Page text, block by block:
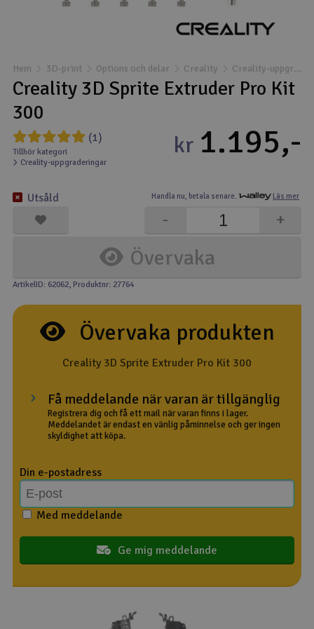
Drönare
Drönare för FPV
Flygplan
Helikopter
Kamerautrustning
Modelljärnväg
Motor & tillbehör
Outlet
Raketer
Scooter & elfordon
Smarthem, lek och hobby
Solenergi
Verktyg, utrustning och tillbehör
Presentkort
Hem 3D-print Options och delar Creality Creality-uppgraderingar
Creality 3D Sprite Extruder Pro Kit
300
(1)
Tillhör kategori
Creality-uppgraderingar
Handla nu, betala senare. Läs mer
kr 1.195,-
Övervaka
+
-
Utsåld
ArtikelID: 62062, Produktnr: 27764
Övervaka produkten
Creality 3D Sprite Extruder Pro Kit 300
Få meddelande när varan är tillgänglig
Registrera dig och få ett mail när varan finns i lager.
Meddelandet är endast en vänlig påminnelse och ger ingen
skyldighet att köpa.
Din e-postadress
Med meddelande
Ge mig meddelande